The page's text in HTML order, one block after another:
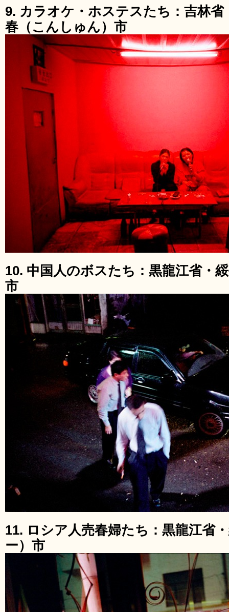
9. カラオケ・ホステスたち：吉林省
春（こんしゅん）市
10. 中国人のボスたち：黒龍江省・
市
11. ロシア人売春婦たち：黒龍江省
ー）市